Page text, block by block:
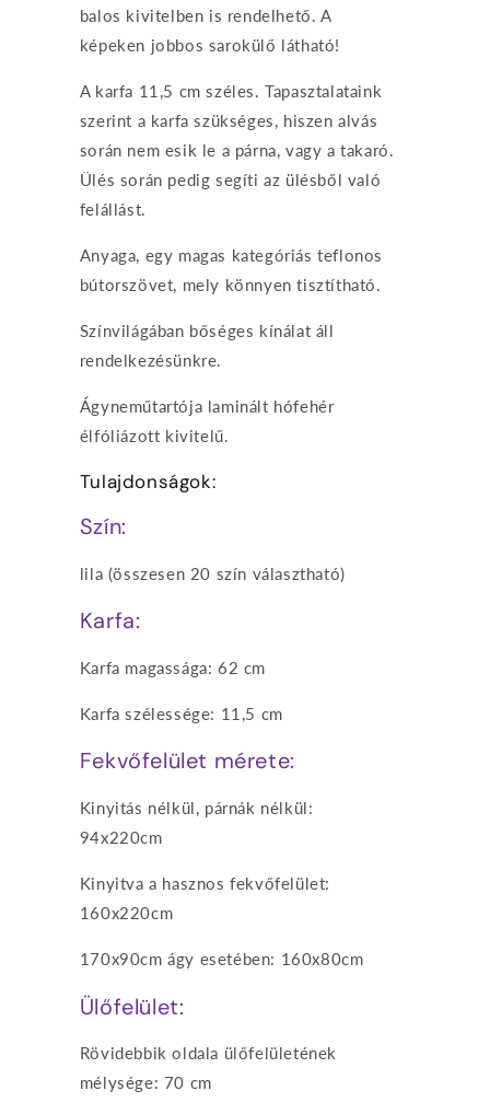
balos kivitelben is rendelhető. A
képeken jobbos sarokülő látható!
A karfa 11,5 cm széles. Tapasztalataink
szerint a karfa szükséges, hiszen alvás
során nem esik le a párna, vagy a takaró.
Ülés során pedig segíti az ülésből való
felállást.
Anyaga, egy magas kategóriás teflonos
bútorszövet, mely könnyen tisztítható.
Színvilágában bőséges kínálat áll
rendelkezésünkre.
Ágyneműtartója laminált hófehér
élfóliázott kivitelű.
Tulajdonságok:
Szín:
lila (összesen 20 szín választható)
Karfa:
Karfa magassága: 62 cm
Karfa szélessége: 11,5 cm
Fekvőfelület mérete:
Kinyitás nélkül, párnák nélkül:
94x220cm
Kinyitva a hasznos fekvőfelület:
160x220cm
170x90cm ágy esetében: 160x80cm
Ülőfelület:
Rövidebbik oldala ülőfelületének
mélysége: 70 cm